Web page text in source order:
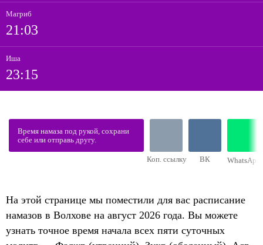
Магриб
21:03
Иша
23:15
Время намаза под рукой, сохрани
себе или отправь другу.
Коп. ссылку ВК WhatsApp
На этой странице мы поместили для вас расписание
намазов в Волхове на август 2026 года. Вы можете
узнать точное время начала всех пяти суточных